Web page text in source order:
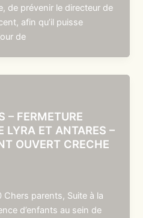
de prévenir le directeur de
afin qu’il puisse
de
– FERMETURE
LYRA ET ANTARES –
OUVERT CRECHE
parents, Suite à la
d’enfants au sein de